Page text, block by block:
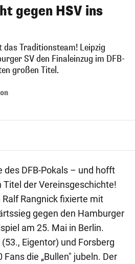
gegen HSV ins
Traditionsteam! Leipzig
SV den Finaleinzug im DFB-
großen Titel.
des DFB-Pokals – und hofft
der Vereinsgeschichte!
Ralf Rangnick fixierte mit
gegen den Hamburger
am 25. Mai in Berlin.
Eigentor) und Forsberg
die „Bullen" jubeln. Der